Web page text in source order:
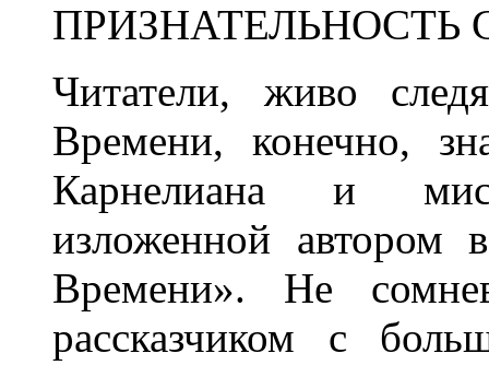
Читатели, живо
Времени, конечно,
Карнелиана и
изложенной
Времени». Не
рассказчиком с